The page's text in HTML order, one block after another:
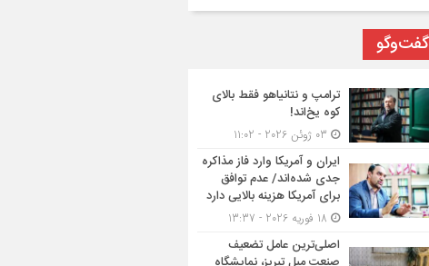
گفت‌وگو
ترامپ و نتانیاهو فقط بالای
کوه یخ‌اند!
ایران و آمریکا وارد فاز مذاکره
جدی شده‌اند/ عدم توافق
برای آمریکا هزینه بالایی دارد
اصلی‌ترین عامل تضعیف